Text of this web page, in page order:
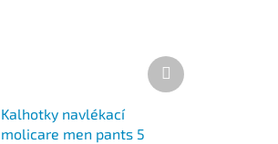
Kalhotky navlékací
molicare men pants 5
Další
produkt